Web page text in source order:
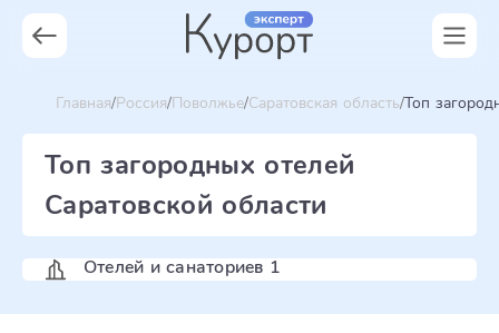
Главная Россия Поволжье Саратовская область Топ
Топ загородных отелей
Саратовской области
Отелей и санаториев 1